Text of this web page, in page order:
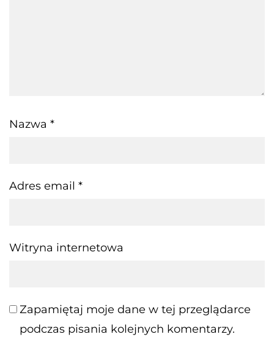
Nazwa *
Adres email *
Witryna internetowa
Zapamiętaj moje dane w tej przeglądarce
podczas pisania kolejnych komentarzy.